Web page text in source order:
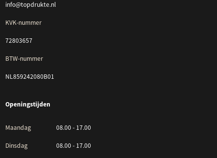
info@topdrukte.nl
KVK-nummer
72803657
BTW-nummer
NL859242080B01
Openingstijden
Maandag 08.00 - 17.00
Dinsdag 08.00 - 17.00